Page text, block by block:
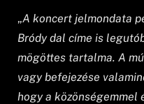
„A koncert jelmondata
Bródy dal címe is
mögöttes tartalma. A
vagy befejezése
hogy a közönségemmel